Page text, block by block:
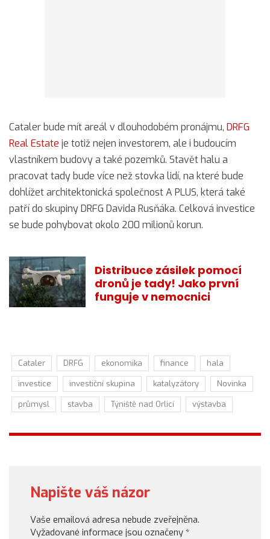
Cataler bude mít areál v dlouhodobém pronájmu, DRFG
Real Estate je totiž nejen investorem, ale i budoucím
vlastníkem budovy a také pozemků. Stavět halu a
pracovat tady bude více než stovka lidí, na které bude
dohlížet architektonická společnost A PLUS, která také
patří do skupiny DRFG Davida Rusňáka. Celková investice
se bude pohybovat okolo 200 milionů korun.
Distribuce zásilek pomocí
dronů je tady! Jako první
funguje v nemocnici
Cataler DRFG ekonomika finance
hala
investice
investiční skupina katalyzátory
Novinka
průmysl
stavba Týniště nad Orlicí výstavba
Napište váš názor
Vaše emailová adresa nebude zveřejněna.
Vyžadované informace jsou označeny *